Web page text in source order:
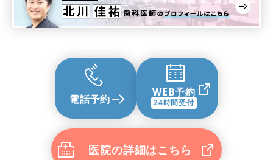
電話予約
WEB予約
24時間受付
医院の詳細はこちら